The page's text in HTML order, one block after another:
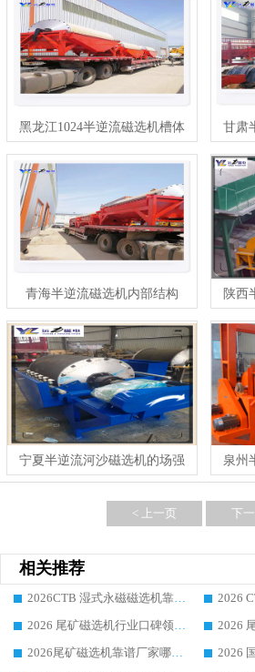
黑龙江1024半逆流磁选机槽体
图纸
甘肃
青海半逆流磁选机内部结构 陕西
宁夏半逆流河沙磁选机的场强 泉州
< 上一页 下
相关推荐
2026CTB 湿式永磁磁选机靠谱厂家实力排行榜 铁矿选矿设备采购全流程选购指南
2026 尾矿磁选机行业口碑领域强者，源头直供国内主流厂家华体会手机网页版-华体会(中国) 一站式服务
2026尾矿磁选机靠谱厂家哪家好 行业口碑领域强者华体会手机网页版-华体会(中国) 推荐